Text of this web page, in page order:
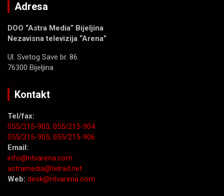
Adresa
DOO “Astra Media” Bijeljina
Nezavisna televizija “Arena”
Ul. Svetog Save br. 86.
76300 Bijeljina
Kontakt
Tel/fax:
055/215-903; 055/215-904
055/215-905; 055/215-906
Email:
info@ntvarena.com
astramedia@telrad.net
Web: desk@ntvarena.com